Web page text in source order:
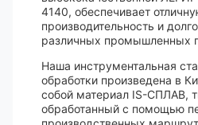
4140, обеспечивает
производительность и
различных промышленных
Наша инструментальная
обработки произведена в
собой материал IS-СПЛАВ,
обработанный с помощью